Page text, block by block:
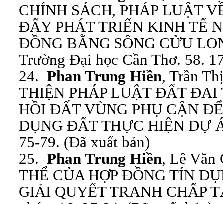
CHÍNH SÁCH, PHÁP LUẬT
ĐẨY PHÁT TRIỂN KINH TẾ
ĐỒNG BẰNG SÔNG CỬU
Trường Đại học Cần Thơ. 58.
24. Phan Trung Hiền, Trần
THIỆN PHÁP LUẬT ĐẤT ĐAI
HỒI ĐẤT VÙNG PHỤ CẬN
DỤNG ĐẤT THỰC HIỆN DỰ
75-79. (Đã xuất bản)
25. Phan Trung Hiền, Lê Văn
THỂ CỦA HỢP ĐỒNG TÍN
GIẢI QUYẾT TRANH CHẤP